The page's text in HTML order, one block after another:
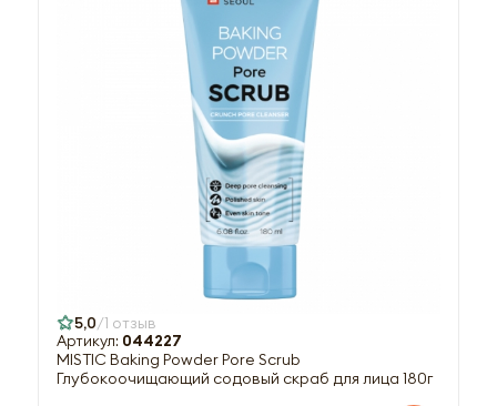
5,0 1 отзыв
Артикул: 044227
MISTIC Baking Powder Pore Scrub
Глубокоочищающий содовый скраб для лица 180г